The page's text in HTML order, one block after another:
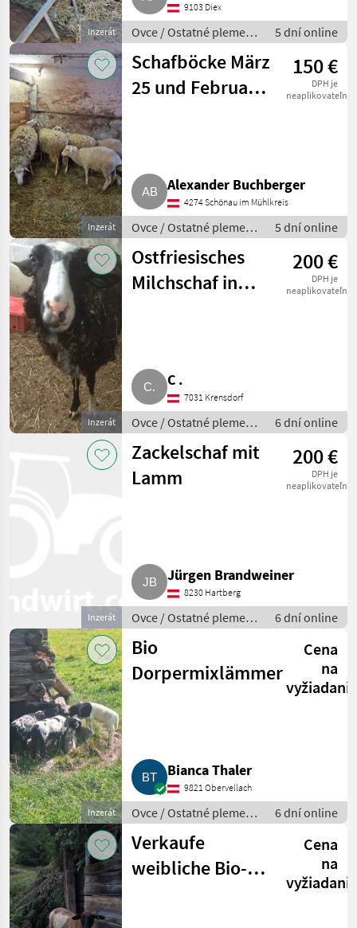
Inzerát
9103 Diex
Ovce / Ostatné plemená
oviec
5 dní online
Inzerát
Schafböcke März
25 und Februar
150 €
DPH je
neaplikovateľné
Alexander Buchberger
4274 Schönau im Mühlkreis
Ovce / Ostatné plemená
oviec
5 dní online
Inzerát
Ostfriesisches
Milchschaf in
200 €
DPH je
neaplikovateľné
C .
7031 Krensdorf
Ovce / Ostatné plemená
oviec
6 dní online
Inzerát
Zackelschaf mit
Lamm
200 €
DPH je
neaplikovateľné
Jürgen Brandweiner
8230 Hartberg
Ovce / Ostatné plemená
oviec
6 dní online
Inzerát
Bio
Dorpermixlämmer
Cena
na
Bianca Thaler
9821 Obervellach
Ovce / Ostatné plemená
oviec
6 dní online
Verkaufe
weibliche Bio-
Cena
na